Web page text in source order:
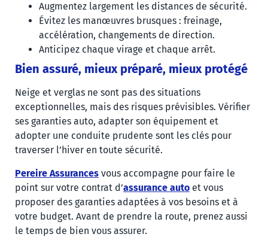
Augmentez largement les distances de sécurité.
Évitez les manœuvres brusques : freinage,
accélération, changements de direction.
Anticipez chaque virage et chaque arrêt.
Bien assuré, mieux préparé, mieux protégé
Neige et verglas ne sont pas des situations
exceptionnelles, mais des risques prévisibles. Vérifier
ses garanties auto, adapter son équipement et
adopter une conduite prudente sont les clés pour
traverser l’hiver en toute sécurité.
Pereire Assurances vous accompagne pour faire le
point sur votre contrat d’assurance auto et vous
proposer des garanties adaptées à vos besoins et à
votre budget. Avant de prendre la route, prenez aussi
le temps de bien vous assurer.